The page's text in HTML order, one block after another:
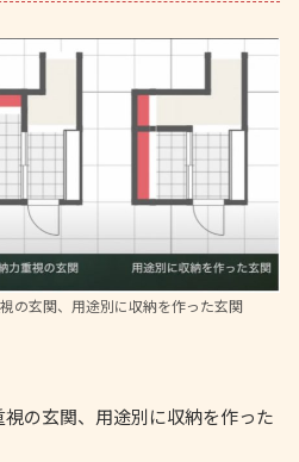
の玄関、用途別に収納を作った玄関
の玄関、用途別に収納を作った